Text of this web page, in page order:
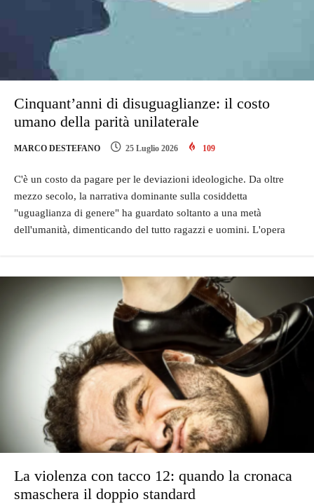
Cinquant’anni di disuguaglianze: il costo
umano della parità unilaterale
MARCO DESTEFANO 25 Luglio 2026 109
C'è un costo da pagare per le deviazioni ideologiche. Da oltre
mezzo secolo, la narrativa dominante sulla cosiddetta
"uguaglianza di genere" ha guardato soltanto a una metà
dell'umanità, dimenticando del tutto ragazzi e uomini. L'opera
La violenza con tacco 12: quando la cronaca
smaschera il doppio standard